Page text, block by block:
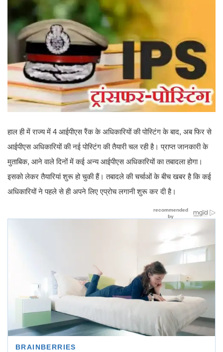
हाल ही में राज्य में 4 आईपीएस रैंक के अधिकारियों की पोस्टिंग के बाद, अब फिर से
आईपीएस अधिकारियों की नई पोस्टिंग की तैयारी चल रही है। प्राप्त जानकारी के
मुताबिक, आने वाले दिनों में कई अन्य आईपीएस अधिकारियों का तबादला होगा।
इसको लेकर तैयारियां शुरू हो चुकी हैं। तबादले की चर्चाओं के बीच खबर है कि कई
अधिकारियों ने पहले से ही अपने लिए एप्रोच लगानी शुरू कर दी है।